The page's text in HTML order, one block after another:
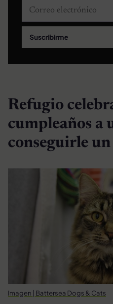
Correo electrónico
Suscribirme
Refugio
cumpleaños a
conseguirle
Imagen | Battersea Dogs & Cats